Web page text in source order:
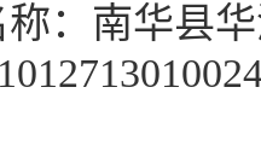
：南华县